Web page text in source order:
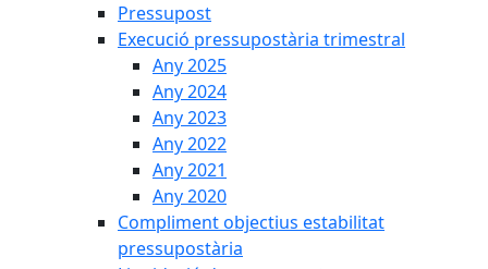
Pressupost
Execució pressupostària trimestral
Any 2025
Any 2024
Any 2023
Any 2022
Any 2021
Any 2020
Compliment objectius estabilitat
pressupostària